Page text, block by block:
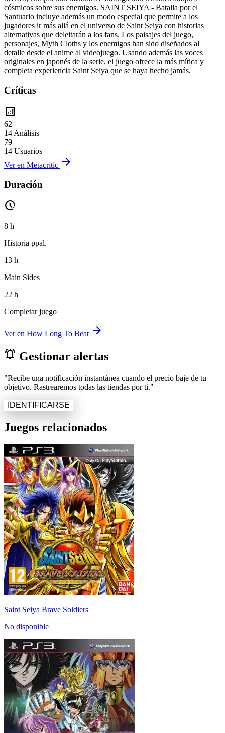
cósmicos sobre sus enemigos. SAINT SEIYA - Batalla por el
Santuario incluye además un modo especial que permite a los
jugadores ir más allá en el universo de Saint Seiya con historias
alternativas que deleitarán a los fans. Los paisajes del juego,
personajes, Myth Cloths y los enemigos han sido diseñados al
detalle desde el anime al videojuego. Usando además las voces
originales en japonés de la serie, el juego ofrece la más mítica y
completa experiencia Saint Seiya que se haya hecho jamás.
Críticas
analytics
62
14 Análisis
79
14 Usuarios
Ver en Metacritic arrow_forward
Duración
pace
8 h
Historia ppal.
13 h
Main Sides
22 h
Completar juego
Ver en How Long To Beat arrow_forward
notifications_active Gestionar alertas
"Recibe una notificación instantánea cuando el precio baje de tu
objetivo. Rastrearemos todas las tiendas por ti."
IDENTIFICARSE
Juegos relacionados
Saint Seiya Brave Soldiers
No disponible